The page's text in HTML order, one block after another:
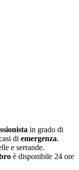
in grado di
di emergenza.
e serrande.
è disponibile 24 ore